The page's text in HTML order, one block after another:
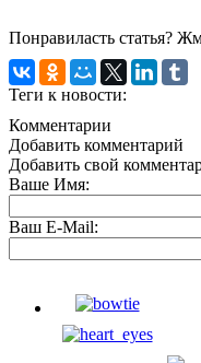
Понравиласть статья?
Теги к новости:
Комментарии
Добавить комментарий
Добавить свой
Ваше Имя:
Ваш E-Mail: